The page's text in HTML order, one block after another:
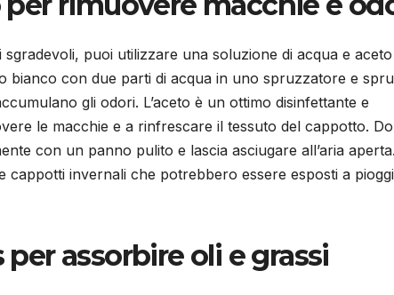
puoi utilizzare una soluzione di acqua e
bianco con due parti di acqua in uno spruzzatore e
gli odori. L’aceto è un ottimo disinfettante e
le macchie e a rinfrescare il tessuto del cappotto.
con un panno pulito e lascia asciugare all’aria aperta.
invernali che potrebbero essere esposti a
assorbire oli e grassi